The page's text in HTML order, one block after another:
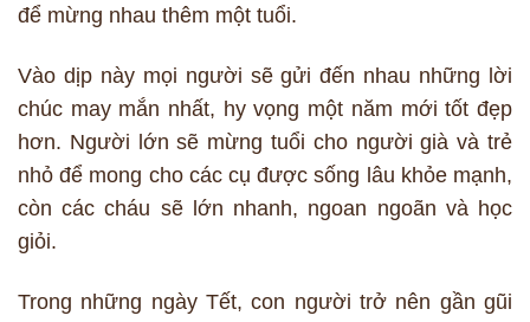
để mừng nhau thêm một tuổi.
Vào dịp này mọi người sẽ gửi đến nhau những lời
chúc may mắn nhất, hy vọng một năm mới tốt đẹp
hơn. Người lớn sẽ mừng tuổi cho người già và trẻ
nhỏ để mong cho các cụ được sống lâu khỏe mạnh,
còn các cháu sẽ lớn nhanh, ngoan ngoãn và học
giỏi.
Trong những ngày Tết, con người trở nên gần gũi